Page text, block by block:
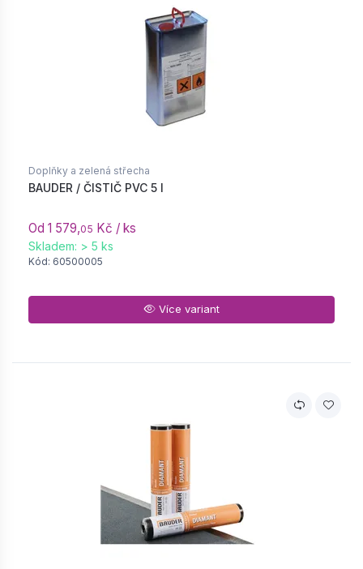
Doplňky a zelená střecha
BAUDER / ČISTIČ PVC 5 l
Od 1 579,05 Kč / ks
Skladem: > 5 ks
Kód: 60500005
Více variant